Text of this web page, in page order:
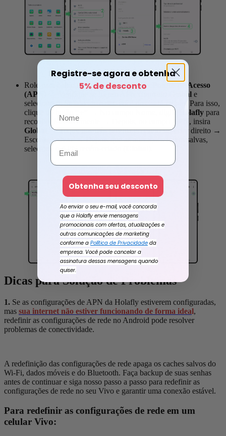
Role para baixo e toque emNomes dos Pontos de Acesso
(APN)
Global e
selecione-o. Se não aparecer, você precisará criá-lo. Para isso,
clique no botão
, digite Holafly para
reconhecê-lo facilmente
, insira
Global
→Toque nostrês pontosno canto superior direito →
Escolha
Salvar →Depois que as alterações forem salvas,
selecione o APN recém-criado (
Dicas para Solução de Problemas
1. Se as configurações de APN da Holafly estiverem configuradas,
mas sua internet não estiver funcionando de forma ideal,
redefinir as configurações de rede no Android pode resolver
problemas de conectividade.
A redefinição das configurações de rede apaga os caches salvos do
Wi-Fi, dados móveis e do Bluetooth. Faça backup de suas senhas
antes de continuar e siga nosso passo a passo para redefinir as
configurações de rede no seu Vivo e garantir uma conexão estável.
Para redefinir as configurações de rede em um
celular Vivo:
Registre-se agora e obtenha
5% de desconto
Obtenha seu desconto
Ao enviar o seu e-mail, você concorda
que a Holafly envie mensagens
promocionais com ofertas, atualizações e
outras comunicações de marketing
conforme a Política de Privacidade da
empresa. Você pode cancelar a
assinatura dessas mensagens quando
quiser.